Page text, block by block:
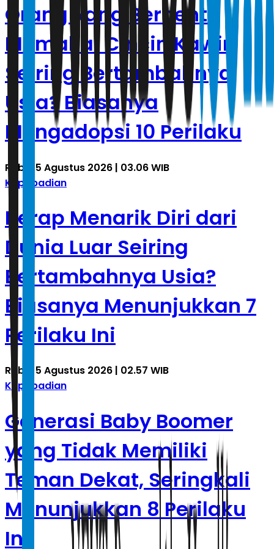
Orang yang Berhenti
Memakai Cincin Kawin
Seiring Bertambahnya
Usia? Biasanya
Mengadopsi 10 Perilaku
Rabu, 5 Agustus 2026 | 03.06 WIB
Kepribadian
Kerap Menarik Diri dari
Dunia Luar Seiring
Bertambahnya Usia?
Biasanya Menunjukkan 7
Perilaku Ini
Rabu, 5 Agustus 2026 | 02.57 WIB
Kepribadian
Generasi Baby Boomer
yang Tidak Memiliki
Teman Dekat, Seringkali
Menunjukkan 8 Perilaku
Ini